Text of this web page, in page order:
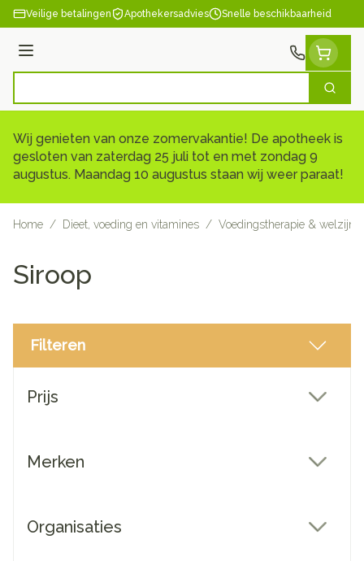
Ga naar de inhoud
Veilige betalingen Apothekersadvies Snelle beschikbaarheid
Menu
Zoek
Wij genieten van onze zomervakantie! De apotheek is
gesloten van zaterdag 25 juli tot en met zondag 9
augustus. Maandag 10 augustus staan wij weer paraat!
Home / Dieet, voeding en vitamines / Voedingstherapie & welzijn
Siroop
Filteren
Prijs
Merken
Organisaties